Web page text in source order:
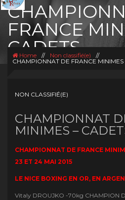
FRANCE
CADETS
Home // Non classifié(e)
//
CHAMPIONNAT DE FRANCE MINIMES
NON CLASSIFIÉ(E)
CHAMPIONNAT
MINIMES –
CHAMPIONNAT DE FRANCE
23 ET 24 MAI 2015
LE NICE BOXING EN OR, EN
Vitaly DROUJKO -70kg CHAMPION